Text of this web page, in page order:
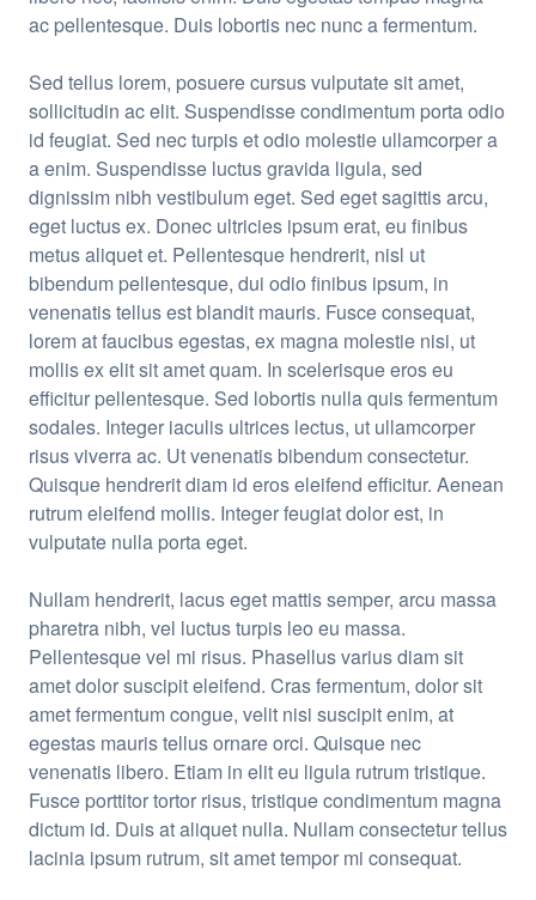
ac pellentesque. Duis lobortis nec nunc a fermentum.
Sed tellus lorem, posuere cursus vulputate sit amet,
sollicitudin ac elit. Suspendisse condimentum porta odio
id feugiat. Sed nec turpis et odio molestie ullamcorper a
a enim. Suspendisse luctus gravida ligula, sed
dignissim nibh vestibulum eget. Sed eget sagittis arcu,
eget luctus ex. Donec ultricies ipsum erat, eu finibus
metus aliquet et. Pellentesque hendrerit, nisl ut
bibendum pellentesque, dui odio finibus ipsum, in
venenatis tellus est blandit mauris. Fusce consequat,
lorem at faucibus egestas, ex magna molestie nisi, ut
mollis ex elit sit amet quam. In scelerisque eros eu
efficitur pellentesque. Sed lobortis nulla quis fermentum
sodales. Integer iaculis ultrices lectus, ut ullamcorper
risus viverra ac. Ut venenatis bibendum consectetur.
Quisque hendrerit diam id eros eleifend efficitur. Aenean
rutrum eleifend mollis. Integer feugiat dolor est, in
vulputate nulla porta eget.
Nullam hendrerit, lacus eget mattis semper, arcu massa
pharetra nibh, vel luctus turpis leo eu massa.
Pellentesque vel mi risus. Phasellus varius diam sit
amet dolor suscipit eleifend. Cras fermentum, dolor sit
amet fermentum congue, velit nisi suscipit enim, at
egestas mauris tellus ornare orci. Quisque nec
venenatis libero. Etiam in elit eu ligula rutrum tristique.
Fusce porttitor tortor risus, tristique condimentum magna
dictum id. Duis at aliquet nulla. Nullam consectetur tellus
lacinia ipsum rutrum, sit amet tempor mi consequat.